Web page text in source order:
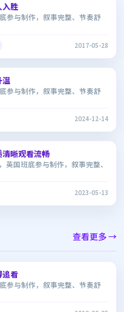
胜
参与制作，叙事完整、节奏舒
2017-05-28
参与制作，叙事完整、节奏舒
2024-12-14
晰观看流畅
国班底参与制作，叙事完整、
2023-05-13
查看更多 →
2:03:19
看
参与制作，叙事完整、节奏舒